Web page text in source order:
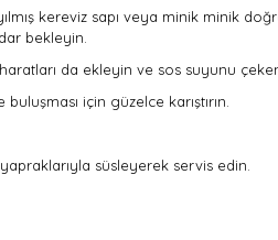
kereviz sapı veya minik minik
bekleyin.
da ekleyin ve sos suyunu
için güzelce karıştırın.
süsleyerek servis edin.